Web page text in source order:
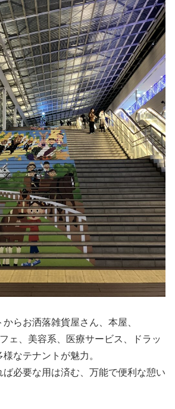
らお洒落雑貨屋さん、本屋、
ェ、美容系、医療サービス、ドラッ
なテナントが魅力。
必要な用は済む、万能で便利な憩い